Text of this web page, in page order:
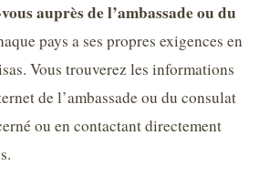
auprès de l’ambassade ou du
pays a ses propres exigences en
Vous trouverez les informations
de l’ambassade ou du consulat
ou en contactant directement